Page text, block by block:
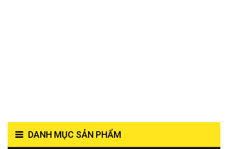
DANH MỤC SẢN PHẨM